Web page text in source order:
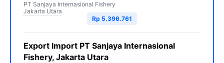
PT Sanjaya Internasional Fishery
Jakarta Utara
Rp 5.396.761
Export Import PT Sanjaya Internasional
Fishery, Jakarta Utara